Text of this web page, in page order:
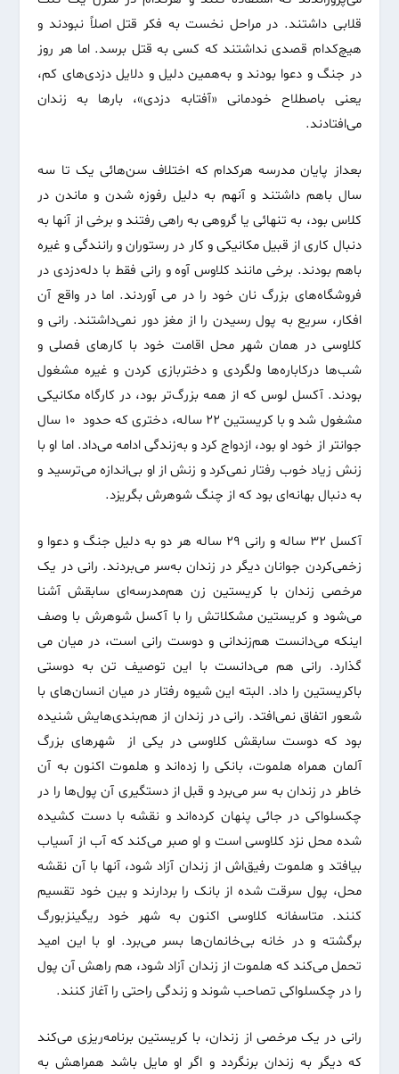
قلابی داشتند. در مراحل نخست به فکر قتل اصلاً نبودند و
هیچ‌کدام قصدی نداشتند که کسی به قتل برسد. اما هر روز
در جنگ و دعوا بودند و به‌همین دلیل و دلایل دزدی‌های کم،
یعنی باصطلاح خودمانی «آفتابه دزدی»، بارها به زندان
می‌افتادند.
بعداز پایان مدرسه هرکدام که اختلاف سن‌هائی یک تا سه
سال باهم داشتند و آنهم به دلیل رفوزه شدن و ماندن در
کلاس بود، به تنهائی یا گروهی به راهی رفتند و برخی از آنها به
دنبال کاری از قبیل مکانیکی و کار در رستوران و رانندگی و غیره
باهم بودند. برخی مانند کلاوس آوه و رانی فقط با دله‌دزدی در
فروشگاه‌های بزرگ نان خود را در می آوردند. اما در واقع آن
افکار، سریع به پول رسیدن را از مغز دور نمی‌داشتند. رانی و
کلاوسی در همان شهر محل اقامت خود با کارهای فصلی و
شب‌ها درکاباره‌ها ولگردی و دختربازی کردن و غیره مشغول
بودند. آکسل لوس که از همه بزرگ‌تر بود، در کارگاه مکانیکی
مشغول شد و با کریستین ۲۲ ساله، دختری که حدود ۱۰ سال
جوانتر از خود او بود، ازدواج کرد و به‌زندگی ادامه می‌داد. اما او با
زنش زیاد خوب رفتار نمی‌کرد و زنش از او بی‌اندازه می‌ترسید و
به دنبال بهانه‌ای بود که از چنگ شوهرش بگریزد.
آکسل ۳۲ ساله و رانی ۲۹ ساله هر دو به دلیل جنگ و دعوا و
زخمی‌کردن جوانان دیگر در زندان به‌سر می‌بردند. رانی در یک
مرخصی زندان با کریستین زن هم‌مدرسه‌ای سابقش آشنا
می‌شود و کریستین مشکلاتش را با آکسل شوهرش با وصف
اینکه می‌دانست هم‌زندانی و دوست رانی است، در میان می
گذارد. رانی هم می‌دانست با این توصیف تن به دوستی
باکریستین را داد. البته این شیوه رفتار در میان انسان‌های با
شعور اتفاق نمی‌افتد. رانی در زندان از هم‌بندی‌هایش شنیده
بود که دوست سابقش کلاوسی در یکی از شهرهای بزرگ
آلمان همراه هلموت، بانکی را زده‌اند و هلموت اکنون به آن
خاطر در زندان به سر می‌برد و قبل از دستگیری آن پول‌ها را در
چکسلواکی در جائی پنهان کرده‌اند و نقشه با دست کشیده
شده محل نزد کلاوسی است و او صبر می‌کند که آب از آسیاب
بیافتد و هلموت رفیق‌اش از زندان آزاد شود، آنها با آن نقشه
محل، پول سرقت شده از بانک را بر‌دارند و بین خود تقسیم
کنند. متاسفانه کلاوسی اکنون به شهر خود ریگینزبورگ
برگشته و در خانه بی‌خانمان‌ها بسر می‌برد. او با این امید
تحمل می‌کند که هلموت از زندان آزاد شود، هم راهش آن پول
را در چکسلواکی تصاحب شوند و زندگی راحتی را آغاز کنند.
رانی در یک مرخصی از زندان، با کریستین برنامه‌ریزی می‌کند
که دیگر به زندان برنگردد و اگر او مایل باشد همراهش به